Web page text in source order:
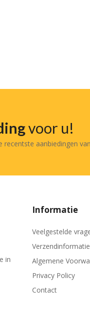
voor u!
recentste aanbiedingen van
in
Informatie
Veelgestelde
Verzendinformatie
Algemene
Privacy Policy
Contact